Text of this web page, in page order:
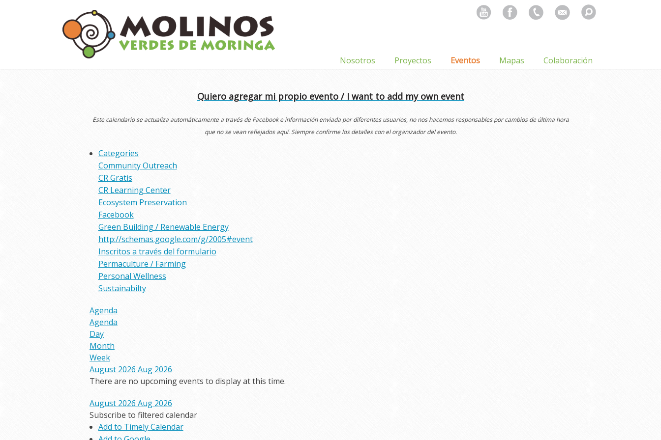
Search
for:
Nosotros Proyectos Eventos Mapas Colaboración
Quiero agregar mi propio evento / I want to add my own event
Este calendario se actualiza automáticamente a través de Facebook e información enviada por diferentes usuarios, no nos hacemos responsables por cambios de última hora
que no se vean reflejados aquí. Siempre confirme los detalles con el organizador del evento.
Categories
Community Outreach
CR Gratis
CR Learning Center
Ecosystem Preservation
Facebook
Green Building / Renewable Energy
http://schemas.google.com/g/2005#event
Inscritos a través del formulario
Permaculture / Farming
Personal Wellness
Sustainabilty
Agenda
Agenda
Day
Month
Week
August 2026 Aug 2026
There are no upcoming events to display at this time.
August 2026 Aug 2026
Subscribe to filtered calendar
Add to Timely Calendar